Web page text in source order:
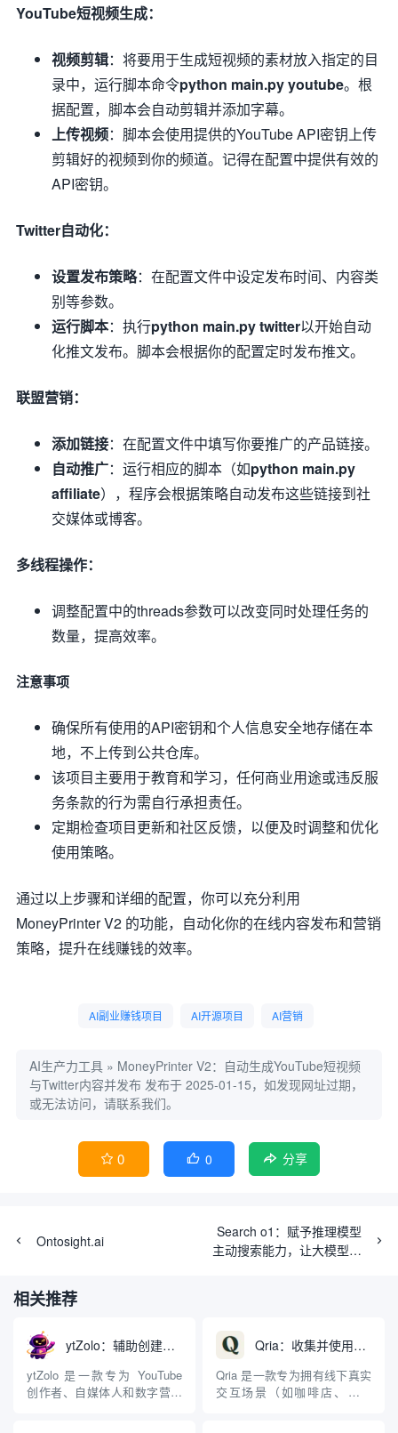
YouTube短视频生成：
视频剪辑：将要用于生成短视频的素材放入指定的目
录中，运行脚本命令python main.py youtube。根
据配置，脚本会自动剪辑并添加字幕。
上传视频：脚本会使用提供的YouTube API密钥上传
剪辑好的视频到你的频道。记得在配置中提供有效的
API密钥。
Twitter自动化：
设置发布策略：在配置文件中设定发布时间、内容类
别等参数。
运行脚本：执行python main.py twitter以开始自动
化推文发布。脚本会根据你的配置定时发布推文。
联盟营销：
添加链接：在配置文件中填写你要推广的产品链接。
自动推广：运行相应的脚本（如python main.py
affiliate），程序会根据策略自动发布这些链接到社
交媒体或博客。
多线程操作：
调整配置中的threads参数可以改变同时处理任务的
数量，提高效率。
注意事项
确保所有使用的API密钥和个人信息安全地存储在本
地，不上传到公共仓库。
该项目主要用于教育和学习，任何商业用途或违反服
务条款的行为需自行承担责任。
定期检查项目更新和社区反馈，以便及时调整和优化
使用策略。
通过以上步骤和详细的配置，你可以充分利用
MoneyPrinter V2 的功能，自动化你的在线内容发布和营销
策略，提升在线赚钱的效率。
AI副业赚钱项目 AI开源项目 AI营销
AI生产力工具 » MoneyPrinter V2：自动生成YouTube短视频
与Twitter内容并发布 发布于 2025-01-15，如发现网址过期，
或无法访问，请联系我们。
 0  0 分享
Ontosight.ai
Search o1：赋予推理模型
主动搜索能力，让大模型边
相关推荐
ytZolo：辅助创建和优化YouTube视频内容的生成工具
ytZolo 是一款专为 YouTube
创作者、自媒体人和数字营销
Qria：收集并使用AI自动分析总结客户反馈的工具
Qria 是一款专为拥有线下真实
交互场景（如咖啡店、零售